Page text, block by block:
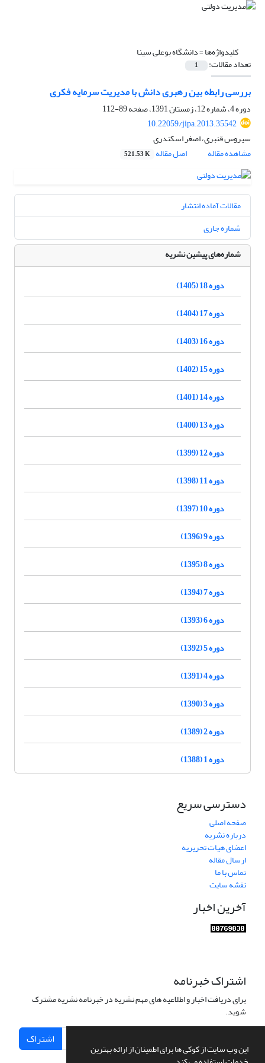
این وب سایت از کوکی ها برای اطمینان از ارائه بهترین
کلیدواژه‌ها =دانشگاه بوعلی سینا
تعداد مقالات: 1
بررسی رابطه بین رهبری دانش با مدیریت سرمایه فکری
دوره 4، شماره 12، زمستان 1391، صفحه
89-112
10.22059/jipa.2013.35542
سیروس قنبری، اصغر اسکندری
مشاهده مقاله
اصل مقاله 521.53 K
مقالات آماده انتشار
شماره جاری
شماره‌های پیشین نشریه
دوره 18 (1405)
دوره 17 (1404)
دوره 16 (1403)
دوره 15 (1402)
دوره 14 (1401)
دوره 13 (1400)
دوره 12 (1399)
دوره 11 (1398)
دوره 10 (1397)
دوره 9 (1396)
دوره 8 (1395)
دوره 7 (1394)
دوره 6 (1393)
دوره 5 (1392)
دوره 4 (1391)
دوره 3 (1390)
دوره 2 (1389)
دوره 1 (1388)
دسترسی سریع
صفحه اصلی
درباره نشریه
اعضای هیات تحریریه
ارسال مقاله
تماس با ما
نقشه سایت
آخرین اخبار
اشتراک خبرنامه
برای دریافت اخبار و اطلاعیه های مهم نشریه در خبرنامه نشریه مشترک
شوید.
اشتراک